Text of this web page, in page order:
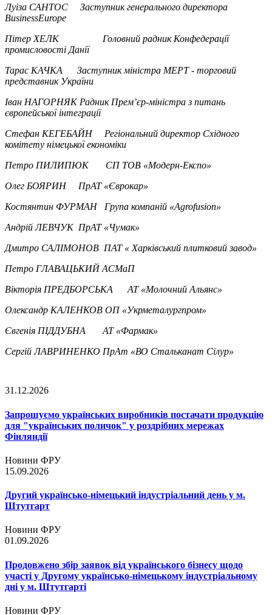
Луіза САНТОС Заступник генерального директора
BusinessEurope
Пітер ХЕЛК Головний радник Конфедерації
промисловості Данії
Тарас КАЧКА Заступник міністра МЕРТ - торговий
представник України
Іван НАГОРНЯК Радник Прем’єр-міністра з питань
європейської інтеграції
Стефан КЕГЕБАЙН Регіональний директор Східного
комітету німецької економіки
Петро ПИЛИПЮК СП ТОВ «Модерн-Експо»
Олег БОЯРИН ПрАТ «Єврокар»
Костянтин ФУРМАН Група компаній «Agrofusion»
Андрій ЛЕВЧУК ПрАТ «Чумак»
Дмитро САЛІМОНОВ ПАТ « Харківський плитковий завод»
Петро ГЛАВАЦЬКИЙ АСМаП
Вікторія ПРЕДБОРСЬКА АТ «Молочний Альянс»
Олександр КАЛЕНКОВ ОП «Укрметалургпром»
Євгенія ПІДДУБНА АТ «Фармак»
Сергій ЛАВРИНЕНКО ПрАт «ВО Стальканат Сілур»
31.12.2026
Запрошуємо українських виробників постачати продукцію
для "українських поличок" у роздрібних мережах
Фінляндії
Новини ФРУ
15.09.2026
Другий українсько-німецький індустріальний день у м.
Штутгарт
Новини ФРУ
01.09.2026
Продовжено збір заявок від українського бізнесу щодо
участі у Другому українсько-німецькому індустріальному
дні у м. Штутгарті
Новини ФРУ